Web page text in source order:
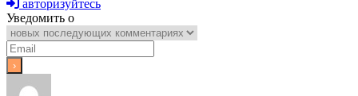
авторизуйтесь
Уведомить о